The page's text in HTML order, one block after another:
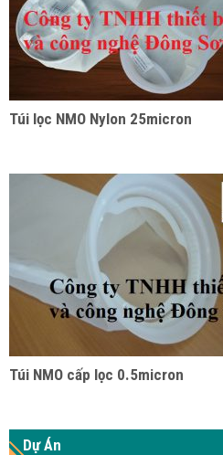
Túi lọc NMO Nylon 25micron
Túi NMO cấp lọc 0.5micron
Dự Án